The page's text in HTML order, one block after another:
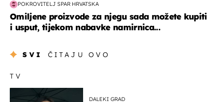
POKROVITELJ SPAR HRVATSKA
Omiljene proizvode za njegu sada možete kupiti
i usput, tijekom nabavke namirnica...
SVI ČITAJU OVO
TV
DALEKI GRAD